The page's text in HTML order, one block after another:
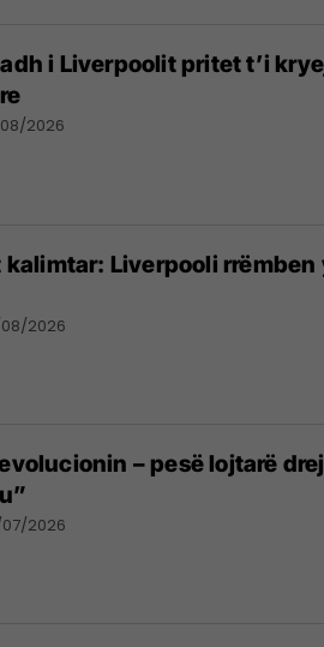
i Liverpoolit pritet t’i
2026
kalimtar: Liverpooli rrëmben
2026
– pesë lojtarë
2026